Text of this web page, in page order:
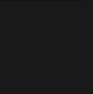
ventana)
ventana)